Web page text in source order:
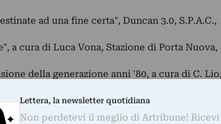
ad una fine certa", Duncan 3.0, S.P.A.C.,
a cura di Luca Vona, Stazione di Porta Nuova,
della generazione anni '80, a cura di C.
Cuneo;
specific IoScatola, a cura di F. Chiacchio,
Lettera, la newsletter quotidiana
Non perdetevi il meglio di Artribune!